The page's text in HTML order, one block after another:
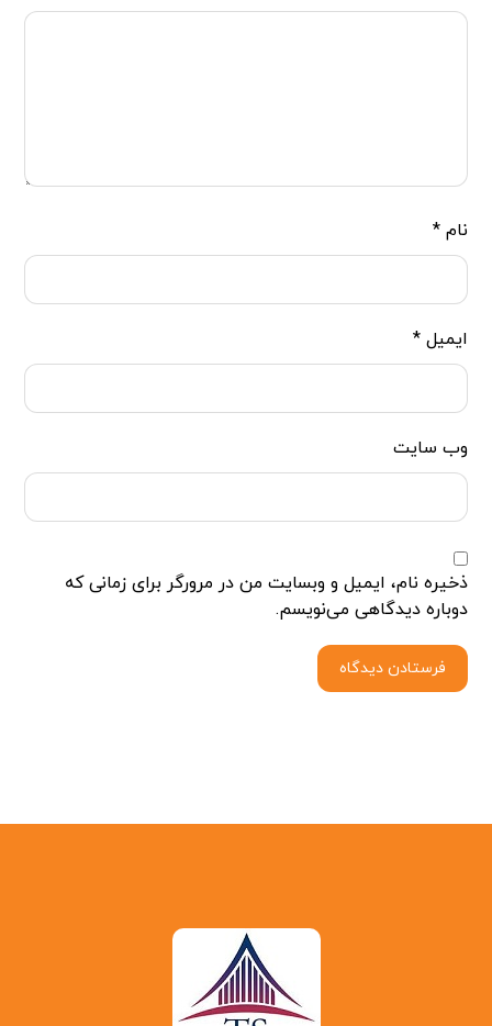
نام*
ایمیل*
وب‌ سایت
ذخیره نام، ایمیل و وبسایت من در مرورگر برای زمانی که
دوباره دیدگاهی می‌نویسم.
فرستادن دیدگاه